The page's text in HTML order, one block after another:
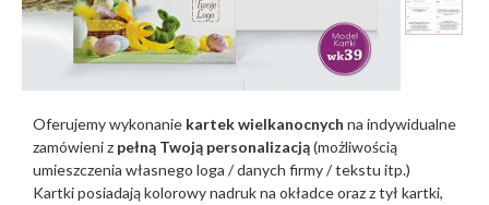
Oferujemy wykonanie kartek wielkanocnych na indywidualne
zamówieni z pełną Twoją personalizacją(możliwością
umieszczenia własnego loga / danych firmy / tekstu itp.)
Kartki posiadają kolorowy nadruk na okładce oraz z tył kartki,